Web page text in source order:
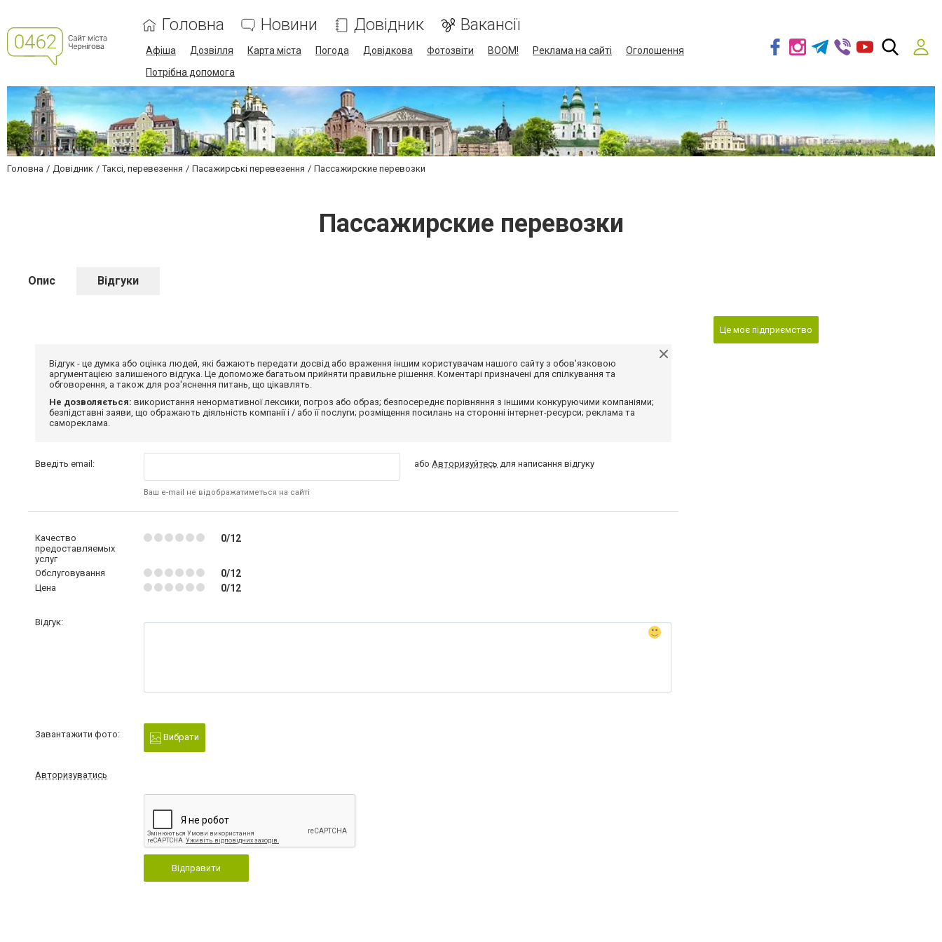
Головна Новини Довідник Вакансії
Афіша Дозвілля Карта міста Погода Довідкова Фотозвіти BOOM! Реклама на сайті
Оголошення
Потрібна допомога
Головна Довідник Таксі, перевезення Пасажирські перевезення Пассажирские перевозки
Пассажирские перевозки
Опис Відгуки
Відгук - це думка або оцінка людей, які бажають передати досвід або враження іншим користувачам нашого сайту з обов'язковою
аргументацією залишеного відгука. Це допоможе багатьом прийняти правильне рішення. Коментарі призначені для спілкування та
обговорення, а також для роз'яснення питань, що цікавлять.
Не дозволяється: використання ненормативної лексики, погроз або образ; безпосереднє порівняння з іншими конкуруючими компаніями;
безпідставні заяви, що ображають діяльність компанії і / або її послуги; розміщення посилань на сторонні інтернет-ресурси; реклама та
самореклама.
Введіть email:
Ваш e-mail не відображатиметься на сайті
абоАвторизуйтесь для написання відгуку
Качество
предоставляемых
услуг
0/12
Обслуговування 0/12
Цена 0/12
Відгук:
Завантажити фото: Вибрати
Авторизуватись
Відправити
Це моє підприємство